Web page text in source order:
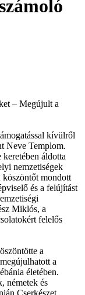
– Megújult a
kívülről
Neve Templom.
áldotta
nemzetiségek
köszöntőt mondott
és a felújítást
Miklós, a
felelős
a
a
életében.
németek és
Cserkészet,